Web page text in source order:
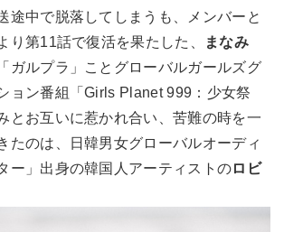
途中で脱落してしまうも、メンバーと
り第11話で復活を果たした、
まなみ
ガルプラ」ことグローバルガールズグ
ョン番組「Girls Planet 999：少女祭
とお互いに惹かれ合い、苦難の時を一
たのは、日韓男女グローバルオーディ
ー」出身の韓国人アーティストのロビ